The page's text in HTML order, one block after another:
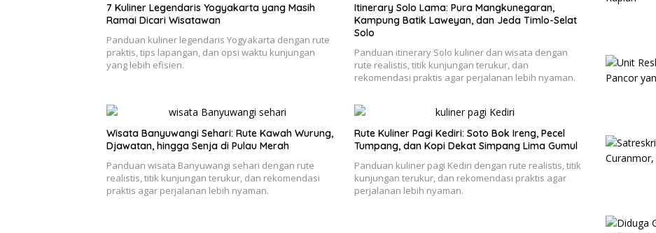
7 Kuliner Legendaris Yogyakarta yang Masih
Ramai Dicari Wisatawan
Panduan kuliner legendaris Yogyakarta dengan rute
praktis, tips lapangan, dan opsi waktu kunjungan
yang lebih efisien.
Itinerary Solo Lama: Pura Mangkunegaran,
Kampung Batik Laweyan, dan Jeda Timlo-Selat
Solo
Panduan itinerary Solo kuliner dan wisata dengan
rute realistis, titik kunjungan terukur, dan
rekomendasi praktis agar perjalanan lebih nyaman.
Wisata Banyuwangi Sehari: Rute Kawah Wurung,
Djawatan, hingga Senja di Pulau Merah
Panduan wisata Banyuwangi sehari dengan rute
realistis, titik kunjungan terukur, dan rekomendasi
praktis agar perjalanan lebih nyaman.
Rute Kuliner Pagi Kediri: Soto Bok Ireng, Pecel
Tumpang, dan Kopi Dekat Simpang Lima Gumul
Panduan kuliner pagi Kediri dengan rute realistis, titik
kunjungan terukur, dan rekomendasi praktis agar
perjalanan lebih nyaman.